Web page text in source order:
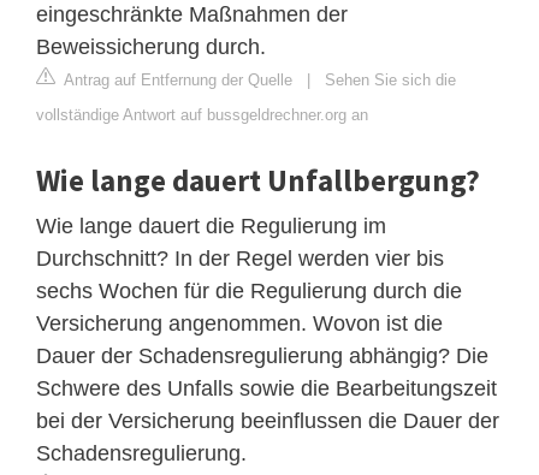
eingeschränkte Maßnahmen der
Beweissicherung durch.
Antrag auf Entfernung der Quelle
Sehen Sie sich die
vollständige Antwort auf bussgeldrechner.org an
Wie lange dauert Unfallbergung?
Wie lange dauert die Regulierung im
Durchschnitt? In der Regel werden vier bis
sechs Wochen für die Regulierung durch die
Versicherung angenommen. Wovon ist die
Dauer der Schadensregulierung abhängig? Die
Schwere des Unfalls sowie die Bearbeitungszeit
bei der Versicherung beeinflussen die Dauer der
Schadensregulierung.